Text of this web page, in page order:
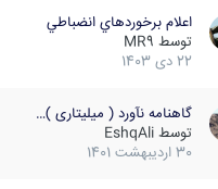
اعلام برخوردهاي انضباطي
توسط MR9
22 دی 1403
گاهنامه نآورد ( میلیتاری )…
توسط EshqAli
30 اردیبهشت 1401